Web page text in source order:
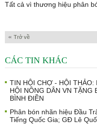
Tất cả vì thương hiệu phân
Trở về
CÁC TIN KHÁC
TIN HỘI CHỢ - HỘI THẢO:
HỘI NÔNG DÂN VN TẶNG
BÌNH ĐIỀN
Phân bón nhãn hiệu Đầu
Tiếng Quốc Gia; GĐ Lê